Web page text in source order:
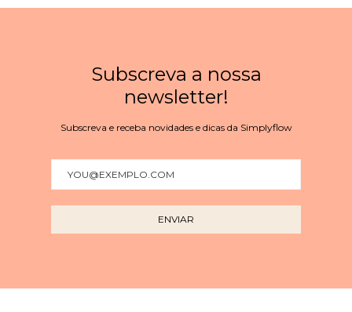
Subscreva a nossa
newsletter!
Subscreva e receba novidades e dicas da Simplyflow